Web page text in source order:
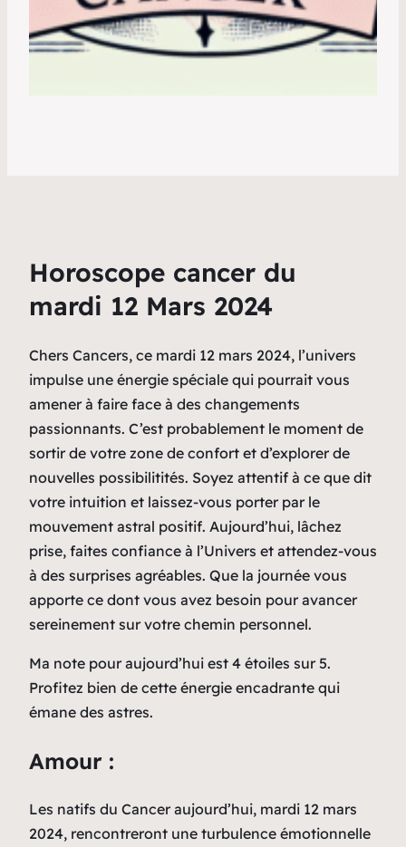
Horoscope cancer du
mardi 12 Mars 2024
Chers Cancers, ce mardi 12 mars 2024, l’univers
impulse une énergie spéciale qui pourrait vous
amener à faire face à des changements
passionnants. C’est probablement le moment de
sortir de votre zone de confort et d’explorer de
nouvelles possibilitités. Soyez attentif à ce que dit
votre intuition et laissez-vous porter par le
mouvement astral positif. Aujourd’hui, lâchez
prise, faites confiance à l’Univers et attendez-vous
à des surprises agréables. Que la journée vous
apporte ce dont vous avez besoin pour avancer
sereinement sur votre chemin personnel.
Ma note pour aujourd’hui est 4 étoiles sur 5.
Profitez bien de cette énergie encadrante qui
émane des astres.
Amour :
Les natifs du Cancer aujourd’hui, mardi 12 mars
2024, rencontreront une turbulence émotionnelle